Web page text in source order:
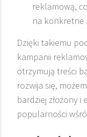
reklamową,
na konkretne
Dzięki takiemu
kampanii
otrzymują treści
rozwija się,
bardziej złożony
popularności